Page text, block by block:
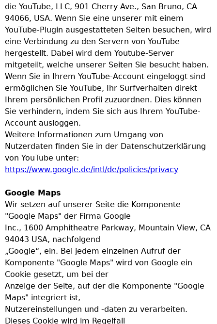
die YouTube, LLC, 901 Cherry Ave., San Bruno, CA
94066, USA. Wenn Sie eine unserer mit einem
YouTube-Plugin ausgestatteten Seiten besuchen, wird
eine Verbindung zu den Servern von YouTube
hergestellt. Dabei wird dem Youtube-Server
mitgeteilt, welche unserer Seiten Sie besucht haben.
Wenn Sie in Ihrem YouTube-Account eingeloggt sind
ermöglichen Sie YouTube, Ihr Surfverhalten direkt
Ihrem persönlichen Profil zuzuordnen. Dies können
Sie verhindern, indem Sie sich aus Ihrem YouTube-
Account ausloggen.
Weitere Informationen zum Umgang von
Nutzerdaten finden Sie in der Datenschutzerklärung
von YouTube unter:
https://www.google.de/intl/de/policies/privacy
Google Maps
Wir setzen auf unserer Seite die Komponente
"Google Maps" der Firma Google
Inc., 1600 Amphitheatre Parkway, Mountain View, CA
94043 USA, nachfolgend
„Google“, ein. Bei jedem einzelnen Aufruf der
Komponente "Google Maps" wird von Google ein
Cookie gesetzt, um bei der
Anzeige der Seite, auf der die Komponente "Google
Maps" integriert ist,
Nutzereinstellungen und -daten zu verarbeiten.
Dieses Cookie wird im Regelfall